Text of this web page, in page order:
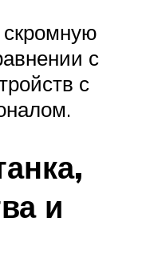
скромную
с
с
и